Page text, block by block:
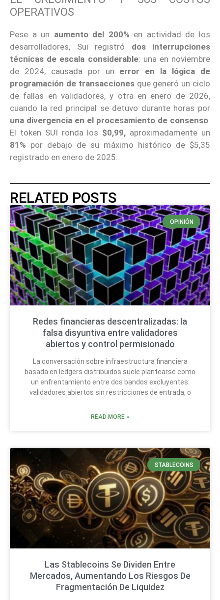
OPERATIVOS
Pese a un aumento del 200% en actividad de los
desarrolladores, Sui registró dos interrupciones
técnicas de escala considerable: una en noviembre
de 2024, causada por un error en la lógica de
programación de transaccionesque generó un ciclo
de fallas en validadores, y otra en enero de 2026,
cuando la red principal se detuvo durante horas por
una divergencia en el procesamiento de consenso
El token SUI ronda los $0,99, aproximadamente un
81% por debajo de su máximo histórico de $5,35
registrado en enero de 2025.
RELATED POSTS
OPINIÓN
Redes financieras descentralizadas: la
falsa disyuntiva entre validadores
abiertos y control permisionado
La conversación sobre infraestructura financiera
basada en ledgers distribuidos suele plantearse como
un enfrentamiento entre dos bandos excluyentes:
validadores abiertos sin restricciones de entrada, o
READ MORE »
STABLECOINS
Las Stablecoins Se Dividen Entre
Mercados, Aumentando Los Riesgos De
Fragmentación De Liquidez